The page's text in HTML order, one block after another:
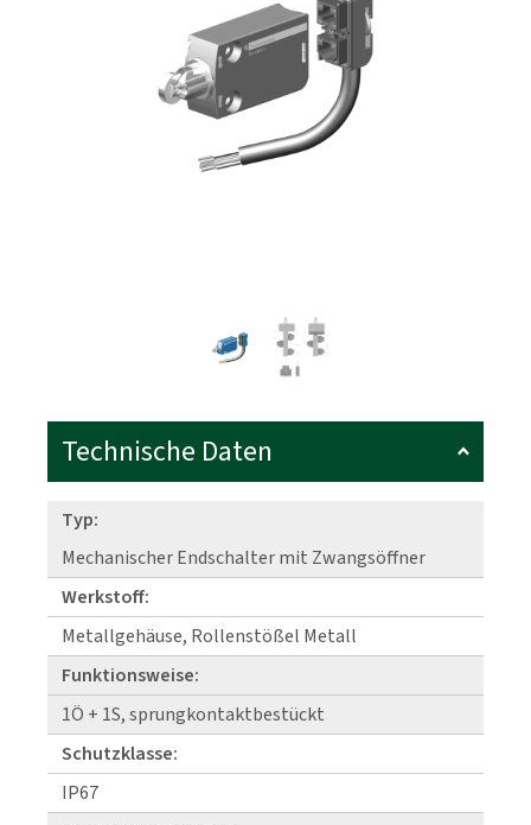
Technische Daten
Typ:
Mechanischer Endschalter mit Zwangsöffner
Werkstoff:
Metallgehäuse, Rollenstößel Metall
Funktionsweise:
1Ö + 1S, sprungkontaktbestückt
Schutzklasse:
IP67